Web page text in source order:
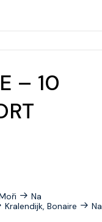
Seas
– 10
Na
Kralendijk, Bonaire
Na